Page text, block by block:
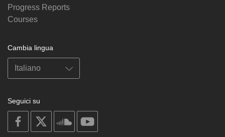
Progress Reports
Courses
Cambia lingua
Seguici su
on
facebook
soundcloud